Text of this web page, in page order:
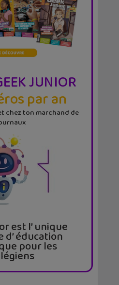
JUNIOR
par an
chez ton marchand de
est l’ unique
d’ éducation
pour les